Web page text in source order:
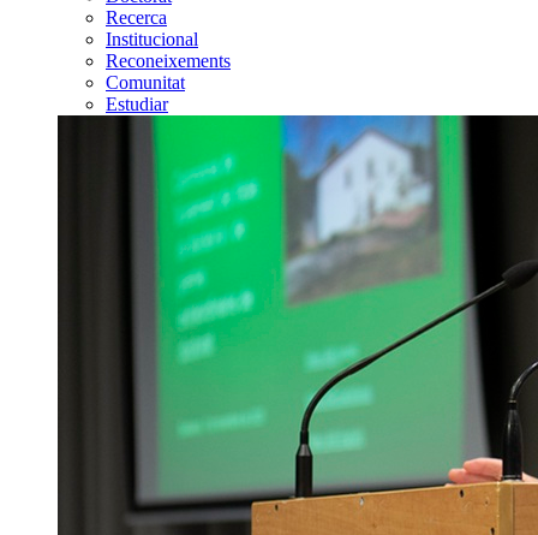
Recerca
Institucional
Reconeixements
Comunitat
Estudiar